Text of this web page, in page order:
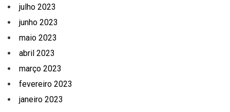
julho 2023
junho 2023
maio 2023
abril 2023
março 2023
fevereiro 2023
janeiro 2023